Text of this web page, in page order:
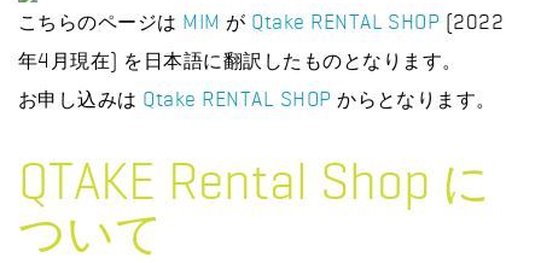
こちらのページは MIM が Qtake RENTAL SHOP (2022
年4月現在) を日本語に翻訳したものとなります。
お申し込みは Qtake RENTAL SHOP からとなります。
QTAKE Rental Shop に
ついて